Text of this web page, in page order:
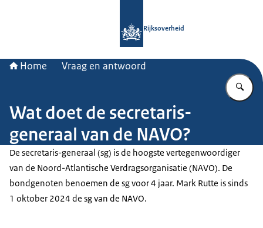
Rijksoverheid
Home Vraag en antwoord
Wat doet de secretaris-
generaal van de NAVO?
De secretaris-generaal (sg) is de hoogste vertegenwoordiger
van de Noord-Atlantische Verdragsorganisatie (NAVO). De
bondgenoten benoemen de sg voor 4 jaar. Mark Rutte is sinds
1 oktober 2024 de sg van de NAVO.